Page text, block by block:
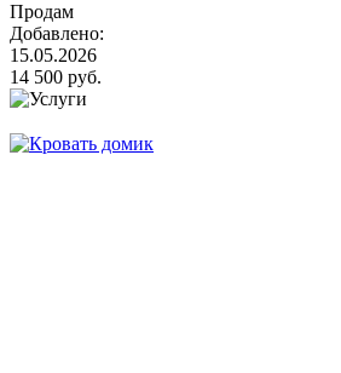
Продам
Добавлено:
15.05.2026
14 500 руб.